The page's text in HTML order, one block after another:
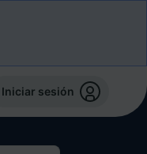
Iniciar sesión